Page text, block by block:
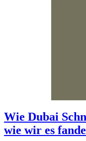
Wie Dubai
wie wir es